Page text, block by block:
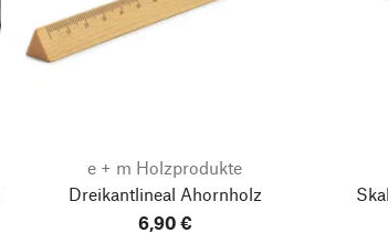
e + m Holzprodukte
Dreikantlineal Ahornholz
6,90 €